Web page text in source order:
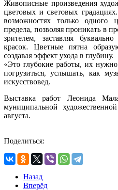
Живописные произведения
цветовых и световых
возможностях только
предела, позволяя проникать в
зрителем, заставляя
красок. Цветные пятна
создавая эффект ухода в глубину.
«Это глубокие работы, их
погрузиться, услышать, как
искусствовед.
Выставка работ Леонида
муниципальной
августа.
Поделиться:
Назад
Вперёд